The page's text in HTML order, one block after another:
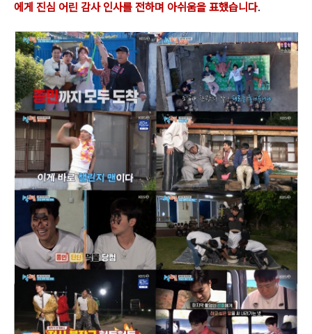
에게 진심 어린 감사 인사를 전하며 아쉬움을 표했습니다.